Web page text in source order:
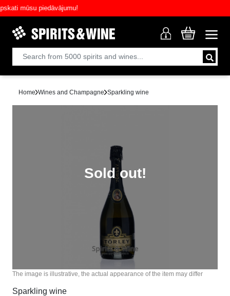
mūsu piedāvājumu!
Home Wines and Champagne Sparkling wine
Sold out!
The image is illustrative, the actual appearance of the item may differ
Sparkling wine